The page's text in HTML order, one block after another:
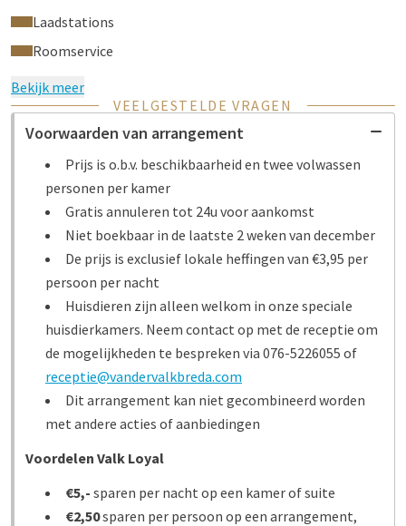
Laadstations
Roomservice
Bekijk meer
VEELGESTELDE VRAGEN
Voorwaarden van arrangement
Prijs is o.b.v. beschikbaarheid en twee volwassen
personen per kamer
Gratis annuleren tot 24u voor aankomst
Niet boekbaar in de laatste 2 weken van december
De prijs is exclusief lokale heffingen van €3,95 per
persoon per nacht
Huisdieren zijn alleen welkom in onze speciale
huisdierkamers. Neem contact op met de receptie om
de mogelijkheden te bespreken via 076-5226055 of
receptie@vandervalkbreda.com
Dit arrangement kan niet gecombineerd worden
met andere acties of aanbiedingen
Voordelen Valk Loyal
€5,- sparen per nacht op een kamer of suite
€2,50sparen per persoon op een arrangement,